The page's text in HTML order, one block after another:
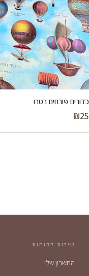
כדורים פורחים רטרו
₪25
שירות לקוחות
החשבון שלי